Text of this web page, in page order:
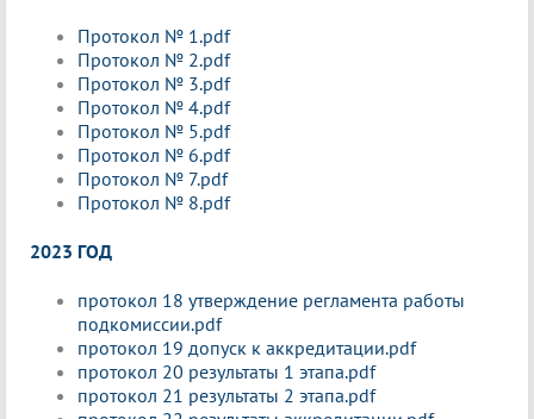
Протокол № 1.pdf
Протокол № 2.pdf
Протокол № 3.pdf
Протокол № 4.pdf
Протокол № 5.pdf
Протокол № 6.pdf
Протокол № 7.pdf
Протокол № 8.pdf
2023 ГОД
протокол 18 утверждение регламента работы
подкомиссии.pdf
протокол 19 допуск к аккредитации.pdf
протокол 20 результаты 1 этапа.pdf
протокол 21 результаты 2 этапа.pdf